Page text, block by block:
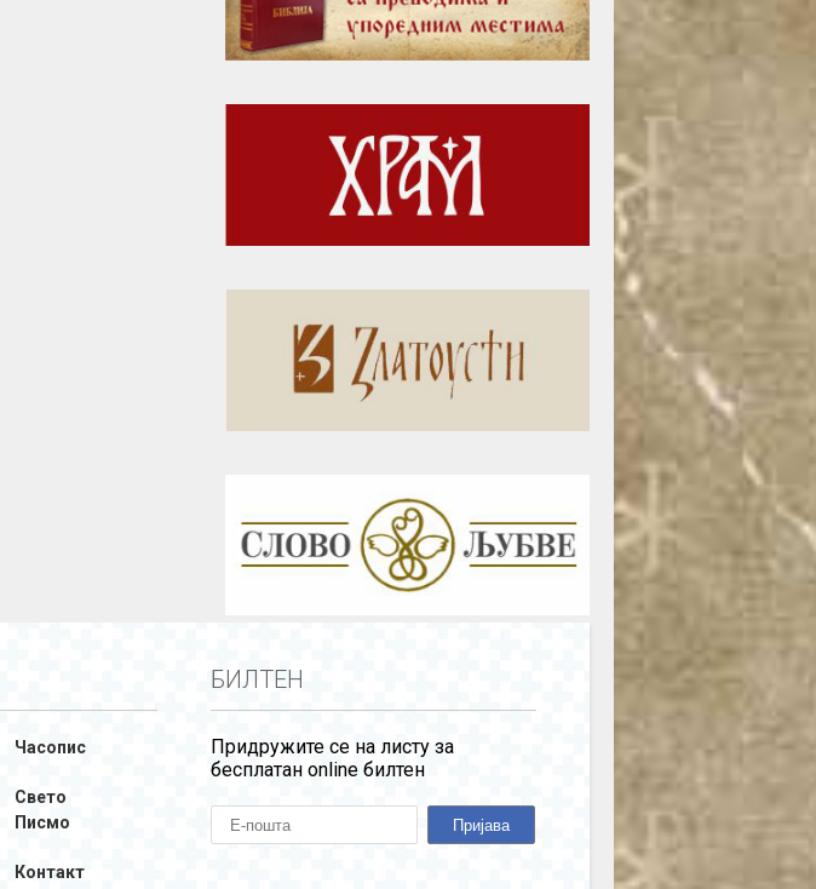
Часопис
Свето
Писмо
Контакт
БИЛТЕН
Придружите се на листу за
бесплатан online билтен